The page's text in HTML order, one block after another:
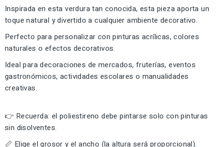
Inspirada en esta verdura tan conocida, esta pieza aporta un
toque natural y divertido a cualquier ambiente decorativo.
Perfecto para personalizar con pinturas acrílicas, colores
naturales o efectos decorativos.
Ideal para decoraciones de mercados, fruterías, eventos
gastronómicos, actividades escolares o manualidades
creativas.
👉 Recuerda: el poliestireno debe pintarse solo con pinturas
sin disolventes.
📏 Elige el grosor y el ancho (la altura será proporcional).